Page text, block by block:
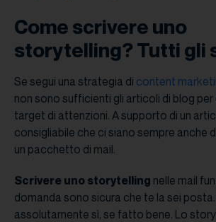
Come scrivere uno
storytelling? Tutti gli
Se segui una strategia di content
non sono sufficienti gli articoli di blog
target di attenzioni. A supporto di un
consigliabile che ci siano sempre anche
un pacchetto di mail.
Scrivere uno storytelling nelle mail
domanda sono sicura che te la sei
assolutamente sì, se fatto bene. Lo